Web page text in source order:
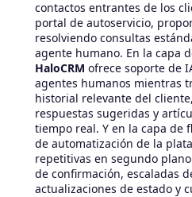
contactos entrantes de los
portal de autoservicio,
resolviendo consultas
agente humano. En la capa
HaloCRM ofrece soporte de
agentes humanos mientras
historial relevante del
respuestas sugeridas y
tiempo real. Y en la capa de
de automatización de la
repetitivas en segundo
de confirmación, escaladas
actualizaciones de estado y